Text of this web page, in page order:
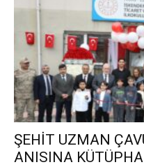
ŞEHİT UZMAN
ANISINA